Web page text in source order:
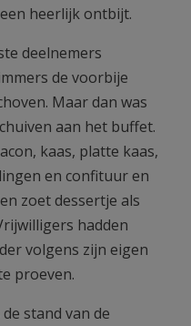
heerlijk ontbijt.
deelnemers
de voorbije
Maar dan was
aan het buffet.
kaas, platte kaas,
en confituur en
zoet dessertje als
hadden
volgens zijn eigen
proeven.
stand van de